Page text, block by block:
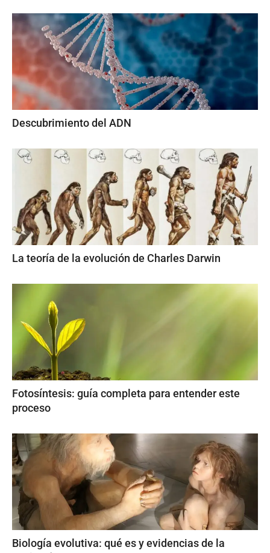
Descubrimiento del ADN
La teoría de la evolución de Charles Darwin
Fotosíntesis: guía completa para entender este
proceso
Biología evolutiva: qué es y evidencias de la